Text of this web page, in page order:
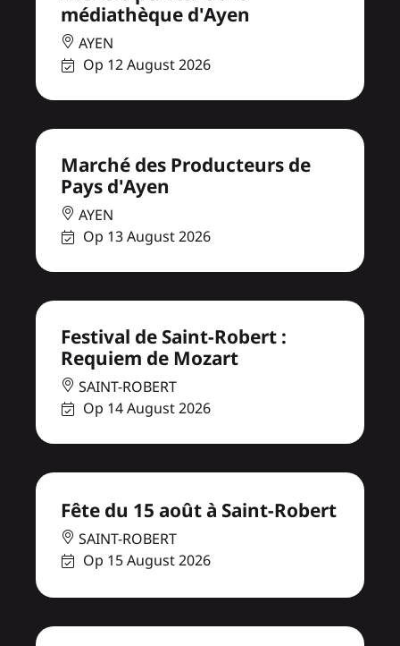
médiathèque d'Ayen
AYEN
Op 12 August 2026
Marché des Producteurs de
Pays d'Ayen
AYEN
Op 13 August 2026
Festival de Saint-Robert :
Requiem de Mozart
SAINT-ROBERT
Op 14 August 2026
Fête du 15 août à Saint-Robert
SAINT-ROBERT
Op 15 August 2026